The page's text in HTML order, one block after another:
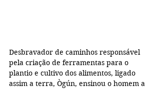
Desbravador de caminhos responsável
pela criação de ferramentas para o
plantio e cultivo dos alimentos, ligado
assim a terra, Ògún, ensinou o homem a